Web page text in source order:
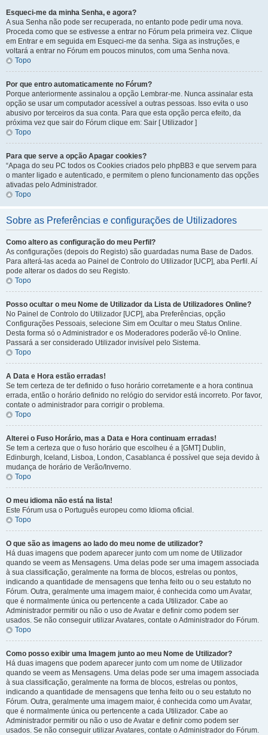
Esqueci-me da minha Senha, e agora?
A sua Senha não pode ser recuperada, no entanto pode pedir uma nova.
Proceda como que se estivesse a entrar no Fórum pela primeira vez. Clique
em Entrar e em seguida em Esqueci-me da senha. Siga as instruções, e
voltará a entrar no Fórum em poucos minutos, com uma Senha nova.
Topo
Por que entro automaticamente no Fórum?
Porque anteriormente assinalou a opção Lembrar-me. Nunca assinalar esta
opção se usar um computador acessível a outras pessoas. Isso evita o uso
abusivo por terceiros da sua conta. Para que esta opção perca efeito, da
próxima vez que sair do Fórum clique em: Sair [ Utilizador ]
Topo
Para que serve a opção Apagar cookies?
“Apaga do seu PC todos os Cookies criados pelo phpBB3 e que servem para
o manter ligado e autenticado, e permitem o pleno funcionamento das opções
ativadas pelo Administrador.
Topo
Sobre as Preferências e configurações de Utilizadores
Como altero as configuração do meu Perfil?
As configurações (depois do Registo) são guardadas numa Base de Dados.
Para alterá-las aceda ao Painel de Controlo do Utilizador [UCP], aba Perfil. Aí
pode alterar os dados do seu Registo.
Topo
Posso ocultar o meu Nome de Utilizador da Lista de Utilizadores Online?
No Painel de Controlo do Utilizador [UCP], aba Preferências, opção
Configurações Pessoais, selecione Sim em Ocultar o meu Status Online.
Desta forma só o Administrador e os Moderadores poderão vê-lo Online.
Passará a ser considerado Utilizador invisível pelo Sistema.
Topo
A Data e Hora estão erradas!
Se tem certeza de ter definido o fuso horário corretamente e a hora continua
errada, então o horário definido no relógio do servidor está incorreto. Por favor,
contate o administrador para corrigir o problema.
Topo
Alterei o Fuso Horário, mas a Data e Hora continuam erradas!
Se tem a certeza que o fuso horário que escolheu é a [GMT] Dublin,
Edinburgh, Iceland, Lisboa, London, Casablanca é possível que seja devido à
mudança de horário de Verão/Inverno.
Topo
O meu idioma não está na lista!
Este Fórum usa o Português europeu como Idioma oficial.
Topo
O que são as imagens ao lado do meu nome de utilizador?
Há duas imagens que podem aparecer junto com um nome de Utilizador
quando se veem as Mensagens. Uma delas pode ser uma imagem associada
à sua classificação, geralmente na forma de blocos, estrelas ou pontos,
indicando a quantidade de mensagens que tenha feito ou o seu estatuto no
Fórum. Outra, geralmente uma imagem maior, é conhecida como um Avatar,
que é normalmente única ou pertencente a cada Utilizador. Cabe ao
Administrador permitir ou não o uso de Avatar e definir como podem ser
usados. Se não conseguir utilizar Avatares, contate o Administrador do Fórum.
Topo
Como posso exibir uma Imagem junto ao meu Nome de Utilizador?
Há duas imagens que podem aparecer junto com um nome de Utilizador
quando se veem as Mensagens. Uma delas pode ser uma imagem associada
à sua classificação, geralmente na forma de blocos, estrelas ou pontos,
indicando a quantidade de mensagens que tenha feito ou o seu estatuto no
Fórum. Outra, geralmente uma imagem maior, é conhecida como um Avatar,
que é normalmente única ou pertencente a cada Utilizador. Cabe ao
Administrador permitir ou não o uso de Avatar e definir como podem ser
usados. Se não conseguir utilizar Avatares, contate o Administrador do Fórum.